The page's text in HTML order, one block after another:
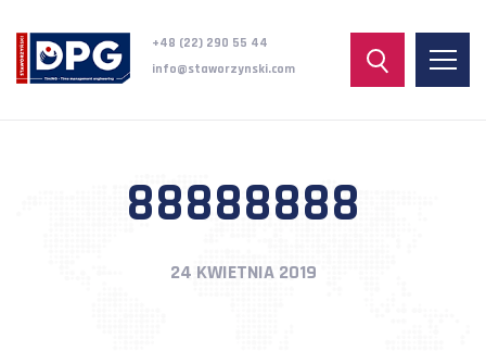
+48 (22) 290 55 44
info@staworzynski.com
88888888
24 KWIETNIA 2019